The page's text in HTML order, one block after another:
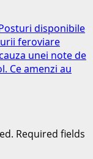
disponibile
feroviare
unei note de
Ce amenzi au
Required fields